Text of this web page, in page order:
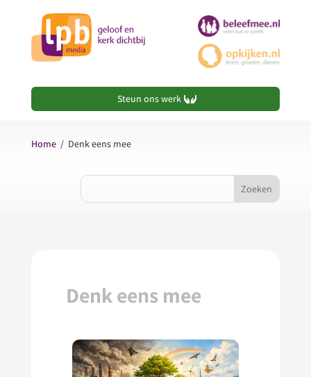
Steun ons werk
Home/ Denk eens mee
Denk eens mee